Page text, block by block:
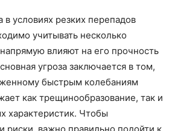
в условиях резких перепадов
учитывать несколько
влияют на его прочность
угроза заключается в том,
быстрым колебаниям
как трещинообразование, так и
характеристик. Чтобы